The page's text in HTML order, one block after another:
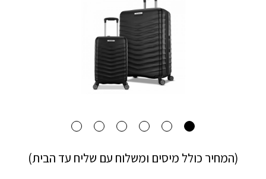
(המחיר כולל מיסים ומשלוח עם שליח עד הבית)